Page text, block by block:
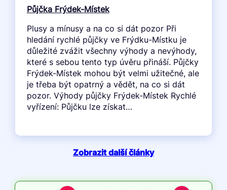
Půjčka Frýdek-Místek
Plusy a mínusy a na co si dát pozor Při
hledání rychlé půjčky ve Frýdku-Místku je
důležité zvážit všechny výhody a nevýhody,
které s sebou tento typ úvěru přináší. Půjčky
Frýdek-Místek mohou být velmi užitečné, ale
je třeba být opatrný a vědět, na co si dát
pozor. Výhody půjčky Frýdek-Místek Rychlé
vyřízení: Půjčku lze získat…
Zobrazit další články